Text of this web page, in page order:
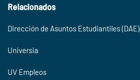
Relacionados
Dirección de Asuntos Estudiantiles (DAE)
Universia
UV Empleos